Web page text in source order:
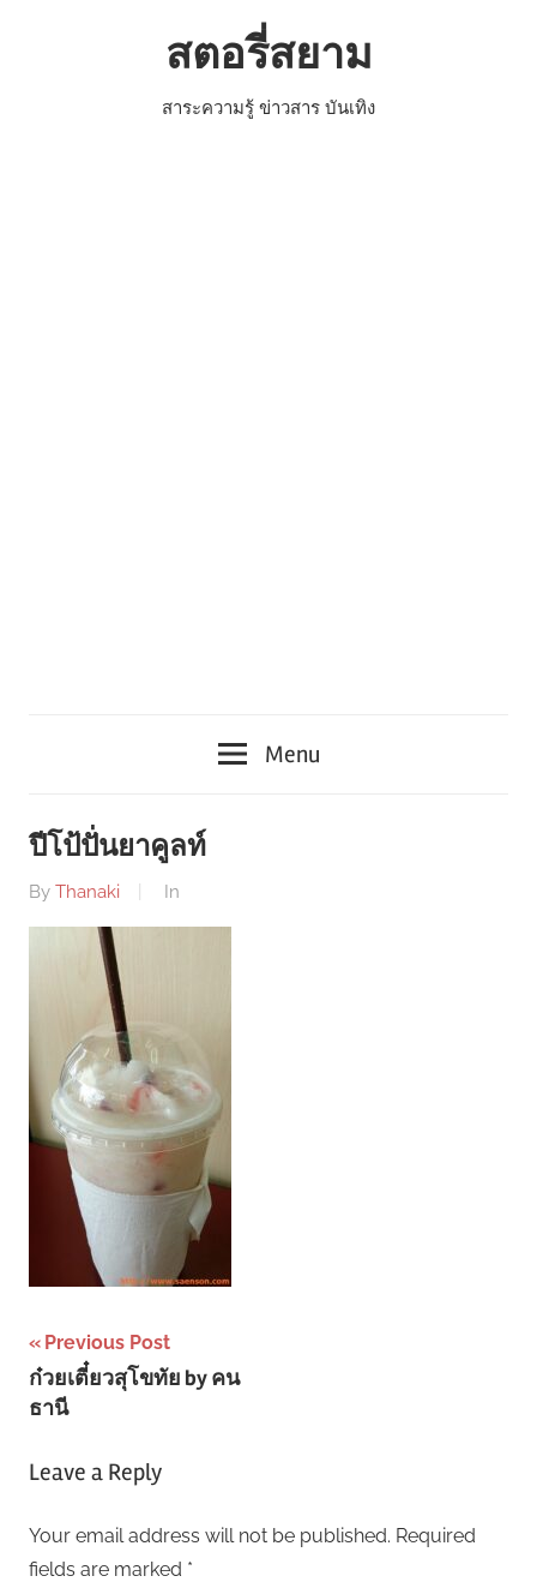
สตอรี่สยาม
สาระความรู้ ข่าวสาร บันเทิง
Menu
ปีโป้ปั่นยาคูลท์
By Thanaki In
Post
navigation
Previous Post
ก๋วยเตี๋ยวสุโขทัย by คน
ธานี
Leave a Reply
Your email address will not be published. Required
fields are marked *